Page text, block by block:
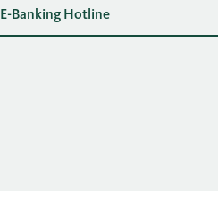
E-Banking Hotline